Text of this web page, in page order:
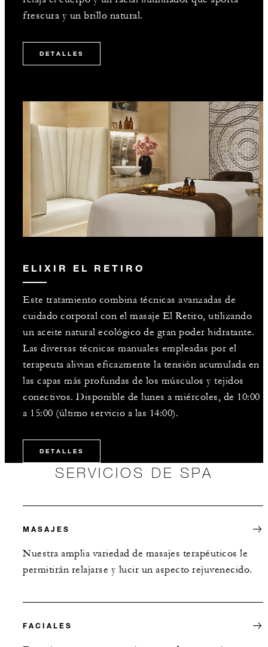
frescura y un brillo natural.
DETALLES
ELIXIR EL RETIRO
Este tratamiento combina técnicas avanzadas de
cuidado corporal con el masaje El Retiro, utilizando
un aceite natural ecológico de gran poder hidratante.
Las diversas técnicas manuales empleadas por el
terapeuta alivian eficazmente la tensión acumulada en
las capas más profundas de los músculos y tejidos
conectivos. Disponible de lunes a miércoles, de 10:00
a 15:00 (último servicio a las 14:00).
DETALLES
SERVICIOS DE SPA
MASAJES
Nuestra amplia variedad de masajes terapéuticos le
permitirán relajarse y lucir un aspecto rejuvenecido.
FACIALES